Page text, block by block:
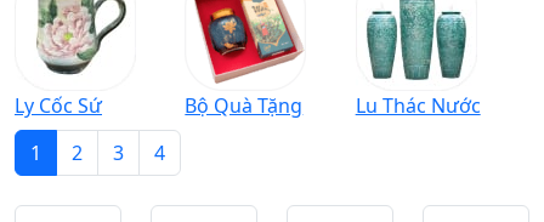
Ly Cốc Sứ Bộ Quà Tặng
Lu Thác Nước
1
2 3 4